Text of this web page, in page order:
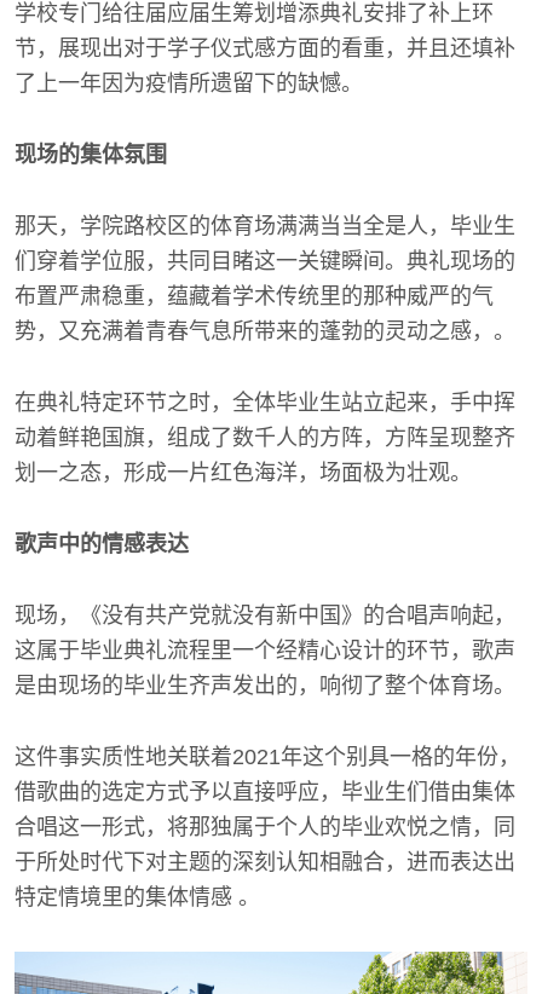
学校专门给往届应届生筹划增添典礼安排了补上环
节，展现出对于学子仪式感方面的看重，并且还填补
了上一年因为疫情所遗留下的缺憾。
现场的集体氛围
那天，学院路校区的体育场满满当当全是人，毕业生
们穿着学位服，共同目睹这一关键瞬间。典礼现场的
布置严肃稳重，蕴藏着学术传统里的那种威严的气
势，又充满着青春气息所带来的蓬勃的灵动之感，。
在典礼特定环节之时，全体毕业生站立起来，手中挥
动着鲜艳国旗，组成了数千人的方阵，方阵呈现整齐
划一之态，形成一片红色海洋，场面极为壮观。
歌声中的情感表达
现场，《没有共产党就没有新中国》的合唱声响起，
这属于毕业典礼流程里一个经精心设计的环节，歌声
是由现场的毕业生齐声发出的，响彻了整个体育场。
这件事实质性地关联着2021年这个别具一格的年份，
借歌曲的选定方式予以直接呼应，毕业生们借由集体
合唱这一形式，将那独属于个人的毕业欢悦之情，同
于所处时代下对主题的深刻认知相融合，进而表达出
特定情境里的集体情感 。